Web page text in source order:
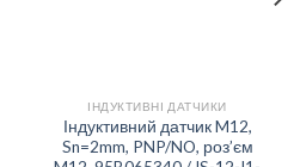
ІНДУКТИВНІ ДАТЧИКИ
Індуктивний датчик M12,
Sn=2mm, PNP/NO, роз’єм